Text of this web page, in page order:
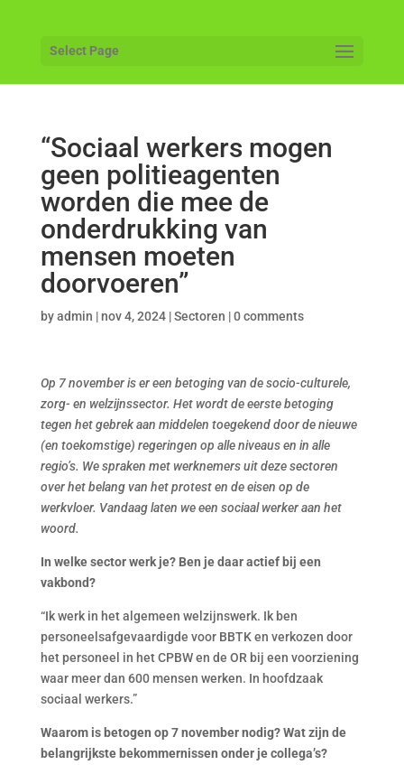
Select Page
“Sociaal werkers mogen
geen politieagenten
worden die mee de
onderdrukking van
mensen moeten
doorvoeren”
byadmin |nov 4, 2024|Sectoren |0 comments
Op 7 november is er een betoging van de socio-culturele,
zorg- en welzijnssector. Het wordt de eerste betoging
tegen het gebrek aan middelen toegekend door de nieuwe
(en toekomstige) regeringen op alle niveaus en in alle
regio’s. We spraken met werknemers uit deze sectoren
over het belang van het protest en de eisen op de
werkvloer. Vandaag laten we een sociaal werker aan het
woord.
In welke sector werk je? Ben je daar actief bij een
vakbond?
“Ik werk in het algemeen welzijnswerk. Ik ben
personeelsafgevaardigde voor BBTK en verkozen door
het personeel in het CPBW en de OR bij een voorziening
waar meer dan 600 mensen werken. In hoofdzaak
sociaal werkers.”
Waarom is betogen op 7 november nodig? Wat zijn de
belangrijkste bekommernissen onder je collega’s?